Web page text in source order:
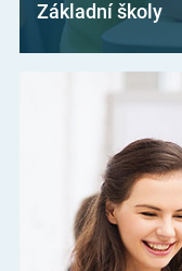
Základní školy